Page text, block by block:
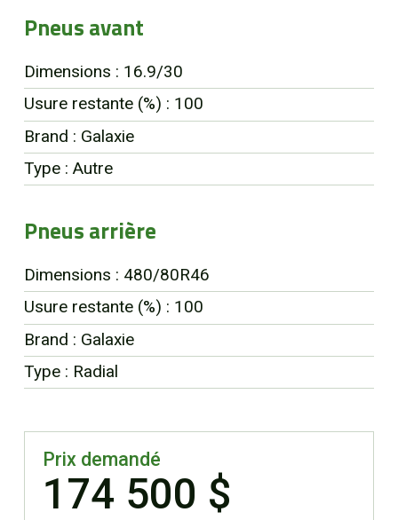
Pneus avant
Dimensions : 16.9/30
Usure restante (%) : 100
Brand : Galaxie
Type : Autre
Pneus arrière
Dimensions : 480/80R46
Usure restante (%) : 100
Brand : Galaxie
Type : Radial
Prix demandé
174 500 $